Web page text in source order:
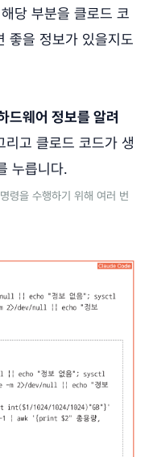
당 부분을 클로드 코
좋을 정보가 있을지도
드웨어 정보를 알려
리고 클로드 코드가 생
누릅니다.
령을 수행하기 위해 여러 번